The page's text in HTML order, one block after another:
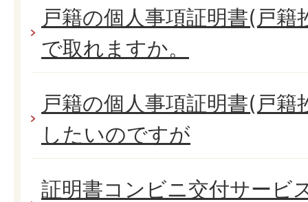
戸籍の個人事項証明書(戸
で取れますか。
戸籍の個人事項証明書(戸籍
したいのですが
証明書コンビニ交付サービ